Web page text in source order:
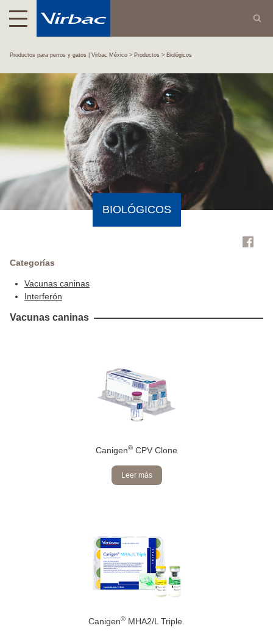
Productos para perros y gatos | Virbac México Productos Biológicos
BIOLÓGICOS
Categorías
Vacunas caninas
Interferón
Vacunas caninas
Canigen® CPV Clone
Leer más
Canigen® MHA2/L Triple.